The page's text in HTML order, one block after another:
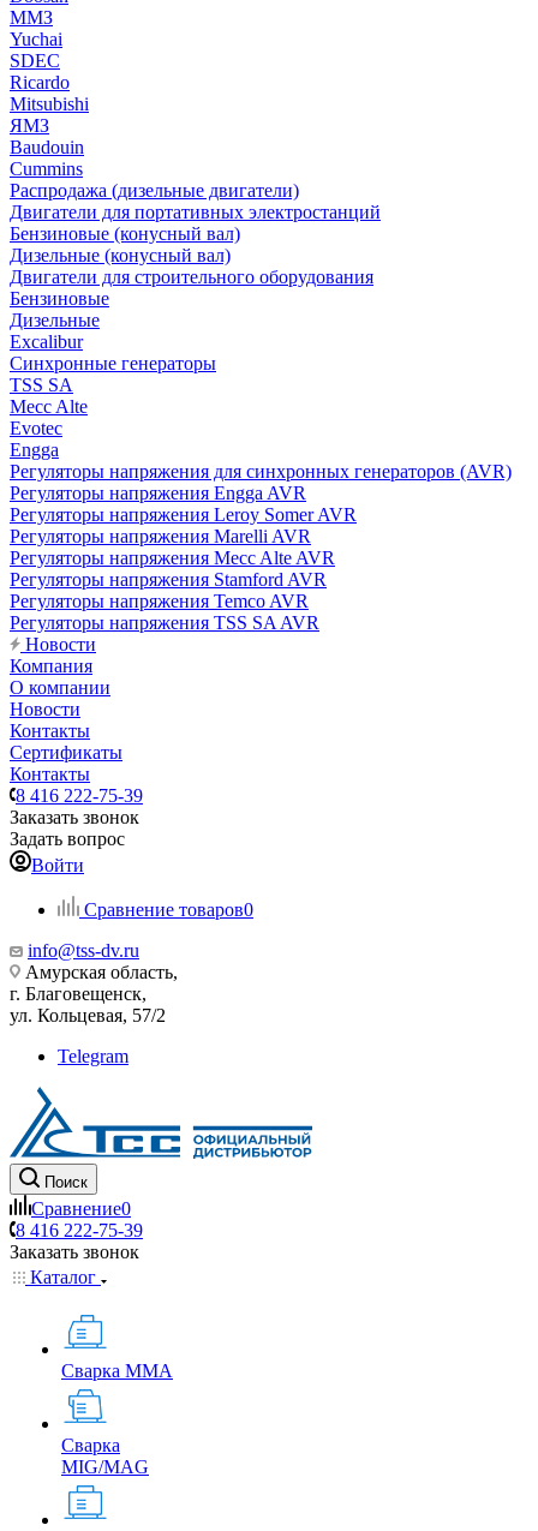
ММЗ
Yuchai
SDEC
Ricardo
Mitsubishi
ЯМЗ
Baudouin
Cummins
Распродажа (дизельные двигатели)
Двигатели для портативных электростанций
Бензиновые (конусный вал)
Дизельные (конусный вал)
Двигатели для строительного оборудования
Бензиновые
Дизельные
Excalibur
Синхронные генераторы
TSS SA
Mecc Alte
Evotec
Engga
Регуляторы напряжения для синхронных генераторов (AVR)
Регуляторы напряжения Engga AVR
Регуляторы напряжения Leroy Somer AVR
Регуляторы напряжения Marelli AVR
Регуляторы напряжения Mecc Alte AVR
Регуляторы напряжения Stamford AVR
Регуляторы напряжения Temco AVR
Регуляторы напряжения TSS SA AVR
Новости
Компания
О компании
Новости
Контакты
Сертификаты
Контакты
8 416 222-75-39
Заказать звонок
Задать вопрос
Войти
Сравнение товаров0
info@tss-dv.ru
Амурская область,
г. Благовещенск,
ул. Кольцевая, 57/2
Telegram
Поиск
Сравнение0
8 416 222-75-39
Заказать звонок
Каталог
Сварка MMA
Сварка
MIG/MAG